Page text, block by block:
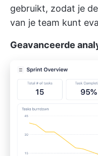
gebruikt, zodat je
van je team kunt
Geavanceerde